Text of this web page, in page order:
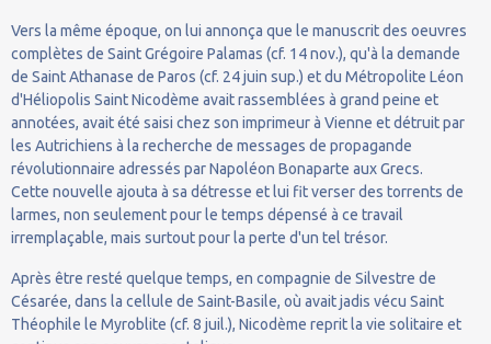
Vers la même époque, on lui annonça que le manuscrit des oeuvres
complètes de Saint Grégoire Palamas (cf. 14 nov.), qu'à la demande
de Saint Athanase de Paros (cf. 24 juin sup.) et du Métropolite Léon
d'Héliopolis Saint Nicodème avait rassemblées à grand peine et
annotées, avait été saisi chez son imprimeur à Vienne et détruit par
les Autrichiens à la recherche de messages de propagande
révolutionnaire adressés par Napoléon Bonaparte aux Grecs.
Cette nouvelle ajouta à sa détresse et lui fit verser des torrents de
larmes, non seulement pour le temps dépensé à ce travail
irremplaçable, mais surtout pour la perte d'un tel trésor.
Après être resté quelque temps, en compagnie de Silvestre de
Césarée, dans la cellule de Saint-Basile, où avait jadis vécu Saint
Théophile le Myroblite (cf. 8 juil.), Nicodème reprit la vie solitaire et